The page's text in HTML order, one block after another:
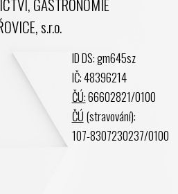
GASTRONOMIE
s.r.o.
ID DS: gm645sz
IČ: 48396214
ČÚ:66602821/0100
ČÚ (stravování):
107-8307230237/0100